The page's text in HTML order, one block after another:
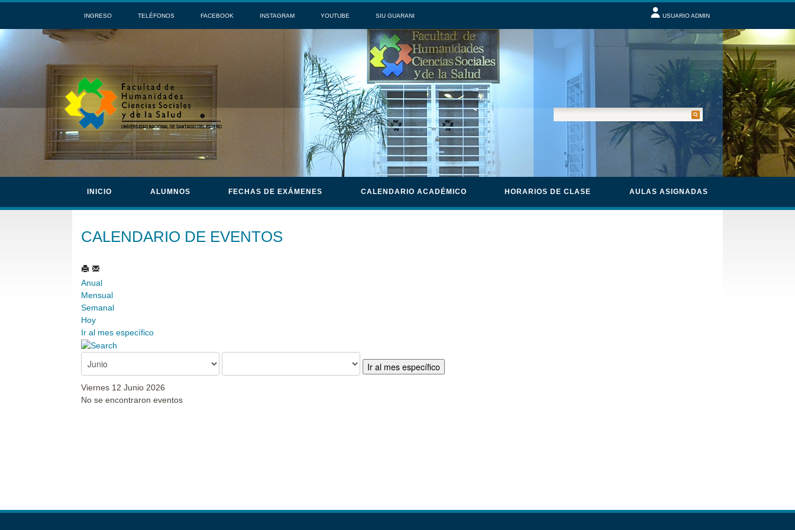
INGRESO TELÉFONOS FACEBOOK INSTAGRAM YOUTUBE SIU GUARANI USUARIO ADMIN
INICIO ALUMNOS FECHAS DE EXÁMENES CALENDARIO ACADÉMICO HORARIOS DE CLASE AULAS ASIGNADAS
CALENDARIO DE EVENTOS
Anual
Mensual
Semanal
Hoy
Ir al mes específico
Ir al mes específico
Viernes 12 Junio 2026
No se encontraron eventos